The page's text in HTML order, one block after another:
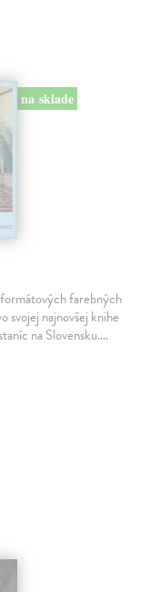
na sklade
farebných
svojej najnovšej knihe
na Slovensku.…